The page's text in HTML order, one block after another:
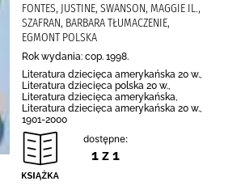
FONTES, JUSTINE, SWANSON, MAGGIE IL.,
SZAFRAN, BARBARA TŁUMACZENIE,
EGMONT POLSKA
Rok wydania: cop. 1998.
Literatura dziecięca amerykańska 20 w.,
Literatura dziecięca polska 20 w.,
Literatura dziecięca amerykańska,
Literatura dziecięca amerykańska 20 w.,
1901-2000
dostępne:
1 z 1